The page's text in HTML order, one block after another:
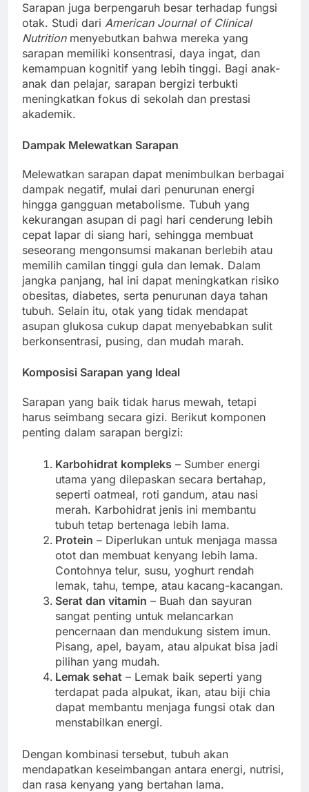
Sarapan juga berpengaruh besar terhadap fungsi
otak. Studi dari American Journal of Clinical
Nutritionmenyebutkan bahwa mereka yang
sarapan memiliki konsentrasi, daya ingat, dan
kemampuan kognitif yang lebih tinggi. Bagi anak-
anak dan pelajar, sarapan bergizi terbukti
meningkatkan fokus di sekolah dan prestasi
akademik.
Dampak Melewatkan Sarapan
Melewatkan sarapan dapat menimbulkan berbagai
dampak negatif, mulai dari penurunan energi
hingga gangguan metabolisme. Tubuh yang
kekurangan asupan di pagi hari cenderung lebih
cepat lapar di siang hari, sehingga membuat
seseorang mengonsumsi makanan berlebih atau
memilih camilan tinggi gula dan lemak. Dalam
jangka panjang, hal ini dapat meningkatkan risiko
obesitas, diabetes, serta penurunan daya tahan
tubuh. Selain itu, otak yang tidak mendapat
asupan glukosa cukup dapat menyebabkan sulit
berkonsentrasi, pusing, dan mudah marah.
Komposisi Sarapan yang Ideal
Sarapan yang baik tidak harus mewah, tetapi
harus seimbang secara gizi. Berikut komponen
penting dalam sarapan bergizi:
Karbohidrat kompleks – Sumber energi
utama yang dilepaskan secara bertahap,
seperti oatmeal, roti gandum, atau nasi
merah. Karbohidrat jenis ini membantu
tubuh tetap bertenaga lebih lama.
Protein – Diperlukan untuk menjaga massa
otot dan membuat kenyang lebih lama.
Contohnya telur, susu, yoghurt rendah
lemak, tahu, tempe, atau kacang-kacangan.
Serat dan vitamin – Buah dan sayuran
sangat penting untuk melancarkan
pencernaan dan mendukung sistem imun.
Pisang, apel, bayam, atau alpukat bisa jadi
pilihan yang mudah.
Lemak sehat – Lemak baik seperti yang
terdapat pada alpukat, ikan, atau biji chia
dapat membantu menjaga fungsi otak dan
menstabilkan energi.
Dengan kombinasi tersebut, tubuh akan
mendapatkan keseimbangan antara energi, nutrisi,
dan rasa kenyang yang bertahan lama.